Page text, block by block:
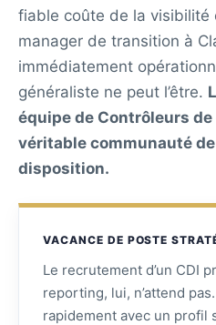
fiable coûte de la visibilité
manager de transition à
immédiatement
généraliste ne peut l’être.
équipe de Contrôleurs
véritable communauté
disposition.
VACANCE DE POSTE
Le recrutement d’un CDI
reporting, lui, n’attend
rapidement avec un profil